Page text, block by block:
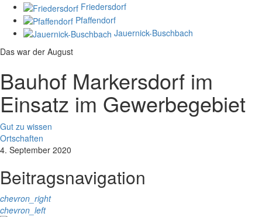
Friedersdorf
Pfaffendorf
Jauernick-Buschbach
Das war der August
Bauhof Markersdorf im
Einsatz im Gewerbegebiet
Gut zu wissen
Ortschaften
4. September 2020
Beitragsnavigation
chevron_right
chevron_left